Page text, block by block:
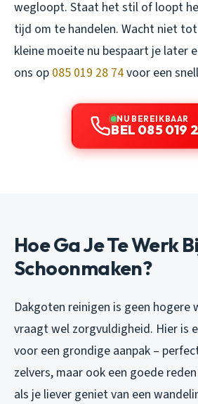
wegloopt. Staat het stil of loopt
tijd om te handelen. Wacht niet
kleine moeite nu bespaart je later
ons op 085 019 28 74voor een
NU BEREIKBAAR
BEL 085 019
Hoe Ga Je Te Werk
Schoonmaken?
Dakgoten reinigen is geen hogere
vraagt wel zorgvuldigheid. Hier is
voor een grondige aanpak –
zelvers, maar ook een goede
als je liever geniet van een